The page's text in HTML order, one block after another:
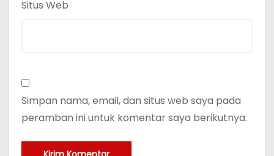
Situs Web
Simpan nama, email, dan situs web saya pada
peramban ini untuk komentar saya berikutnya.